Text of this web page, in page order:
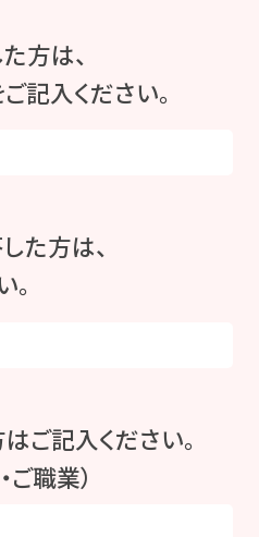
方は、
記入ください。
た方は、
ご記入ください。
ご職業）